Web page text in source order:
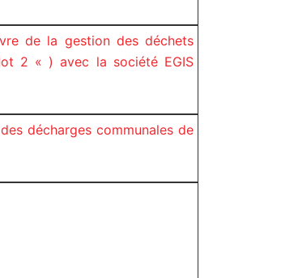
de la gestion des déchets
2 « ) avec la société EGIS
décharges communales de